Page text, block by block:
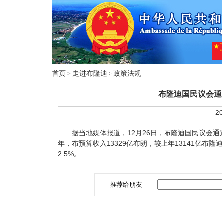
首页 > 走进布隆迪 > 政策法规
布隆迪国民议会
据当地媒体报道，12月26日，布隆迪国民议会通
年，布预算收入13329亿布朗，较上年13141亿布隆
2.5%。
推荐给朋友